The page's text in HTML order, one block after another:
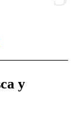
y